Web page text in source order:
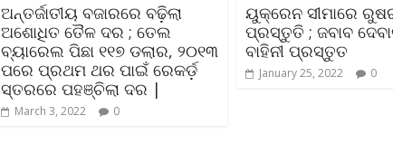
ଅନ୍ତର୍ଜାତୀୟ ବଜାରରେ ବଢ଼ିଲା
ଅଶୋଧିତ ତୈଳ ଦର ; ତେଲ
ବ୍ୟାରେଲ ପିଛା ୧୧୭ ଡଲାର, ୨୦୧୩
ପରେ ପ୍ରଥମ ଥର ପାଇଁ ରେକର୍ଡ଼
ସ୍ତରରେ ପହଞ୍ଚିଲା ଦର |
March 3, 2022 0
ୟୁକ୍ରେନ ସୀମାରେ
ପ୍ରସ୍ତୁତି ; ଜବାବ
ବାହିନୀ ପ୍ରସ୍ତୁତ
January 25, 2022 0